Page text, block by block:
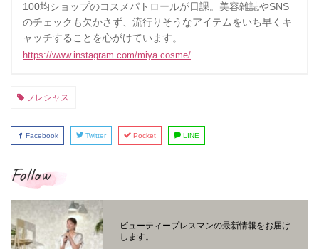
100均ショップのコスメパトロールが日課。美容雑誌やSNS
のチェックも欠かさず、流行りそうなアイテムをいち早くキ
ャッチすることを心がけています。
https://www.instagram.com/miya.cosme/
フレシャス
Facebook Twitter Pocket LINE
Follow